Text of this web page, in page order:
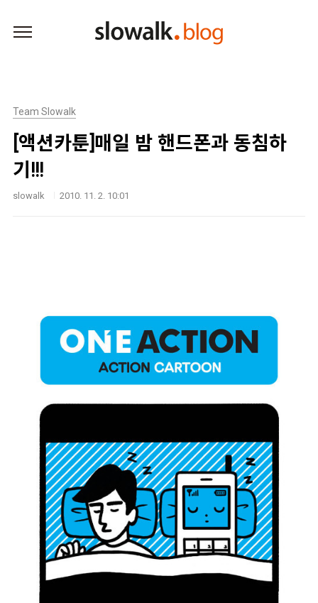
Team Slowalk
[액션카툰]매일 밤 핸드폰과 동침하
기!!!
slowalk 2010. 11. 2. 10:01